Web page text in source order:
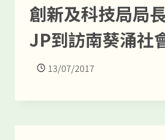
創新及科技局局
JP到訪南葵涌社
13/07/2017